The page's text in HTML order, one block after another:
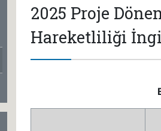
2025 Proje
Hareketliliği